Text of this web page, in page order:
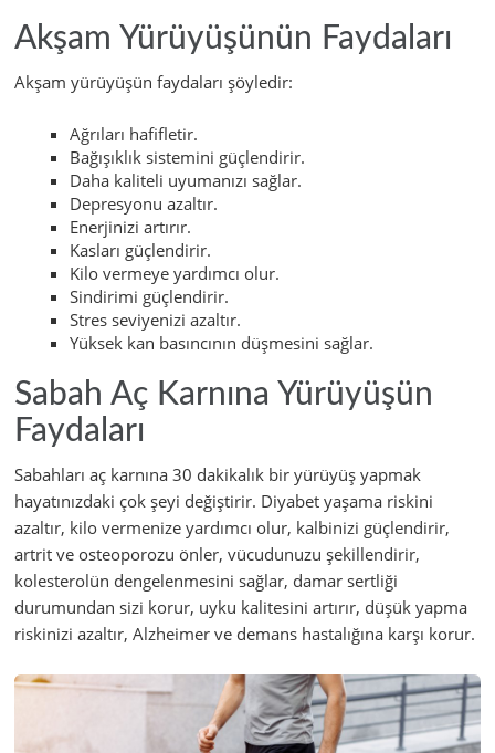
Akşam Yürüyüşünün Faydaları
Akşam yürüyüşün faydaları şöyledir:
Ağrıları hafifletir.
Bağışıklık sistemini güçlendirir.
Daha kaliteli uyumanızı sağlar.
Depresyonu azaltır.
Enerjinizi artırır.
Kasları güçlendirir.
Kilo vermeye yardımcı olur.
Sindirimi güçlendirir.
Stres seviyenizi azaltır.
Yüksek kan basıncının düşmesini sağlar.
Sabah Aç Karnına Yürüyüşün
Faydaları
Sabahları aç karnına 30 dakikalık bir yürüyüş yapmak
hayatınızdaki çok şeyi değiştirir. Diyabet yaşama riskini
azaltır, kilo vermenize yardımcı olur, kalbinizi güçlendirir,
artrit ve osteoporozu önler, vücudunuzu şekillendirir,
kolesterolün dengelenmesini sağlar, damar sertliği
durumundan sizi korur, uyku kalitesini artırır, düşük yapma
riskinizi azaltır, Alzheimer ve demans hastalığına karşı korur.